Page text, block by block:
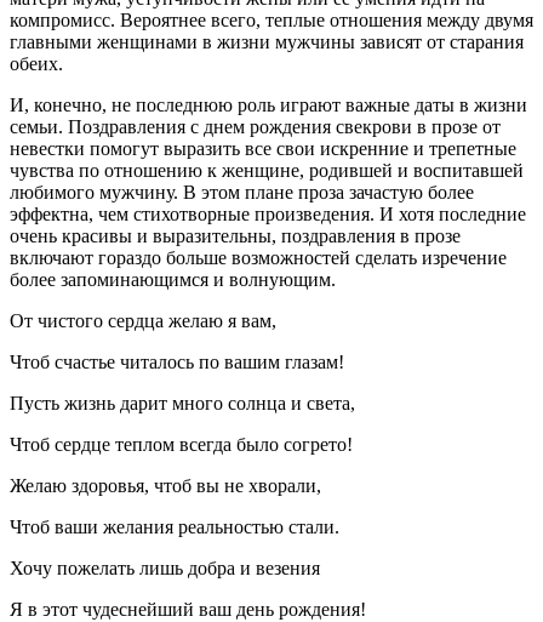
компромисс. Вероятнее всего, теплые отношения между двумя
главными женщинами в жизни мужчины зависят от старания
обеих.
И, конечно, не последнюю роль играют важные даты в жизни
семьи. Поздравления с днем рождения свекрови в прозе от
невестки помогут выразить все свои искренние и трепетные
чувства по отношению к женщине, родившей и воспитавшей
любимого мужчину. В этом плане проза зачастую более
эффектна, чем стихотворные произведения. И хотя последние
очень красивы и выразительны, поздравления в прозе
включают гораздо больше возможностей сделать изречение
более запоминающимся и волнующим.
От чистого сердца желаю я вам,
Чтоб счастье читалось по вашим глазам!
Пусть жизнь дарит много солнца и света,
Чтоб сердце теплом всегда было согрето!
Желаю здоровья, чтоб вы не хворали,
Чтоб ваши желания реальностью стали.
Хочу пожелать лишь добра и везения
Я в этот чудеснейший ваш день рождения!